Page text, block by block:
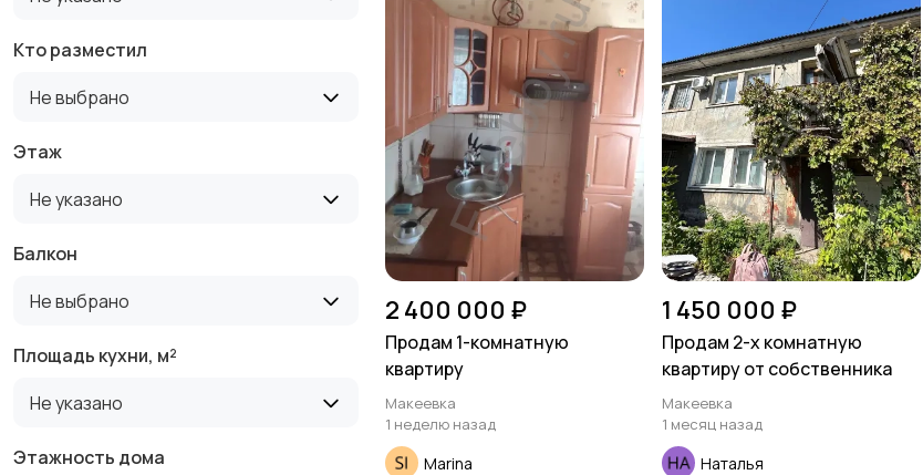
Кто разместил
Не выбрано
Этаж
Не указано
Балкон
Не выбрано
Площадь кухни, м²
Не указано
Этажность дома
2 400 000 ₽
Продам 1-комнатную
квартиру
Макеевка
1 неделю назад
Marina
1 450 000 ₽
Продам 2-х комнатную
квартиру от собственника
Макеевка
1 месяц назад
Наталья